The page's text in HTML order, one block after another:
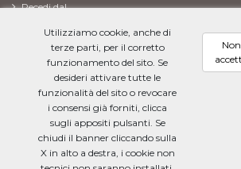
Recedi dal
ordine)
Newsletter
Ho letto l'informativa sulla privacye accetto il
Utilizziamo cookie, anche di
terze parti, per il corretto
funzionamento del sito. Se
desideri attivare tutte le
funzionalità del sito o revocare
i consensi già forniti, clicca
sugli appositi pulsanti. Se
chiudi il banner cliccando sulla
X in alto a destra, i cookie non
Non